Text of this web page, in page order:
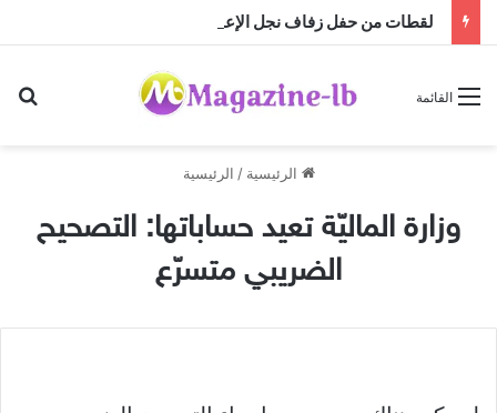
لقطات من حفل زفاف نجل الإعلامية رابعة الزيات
القائمة
الرئيسية / الرئيسية
وزارة الماليّة تعيد حساباتها: التصحيح
الضريبي متسرّع